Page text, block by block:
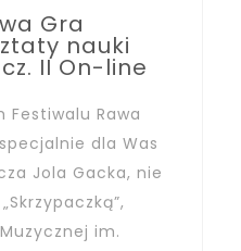
Gra
nauki
II On-line
Rawa
dla Was
Jola Gacka, nie
im.